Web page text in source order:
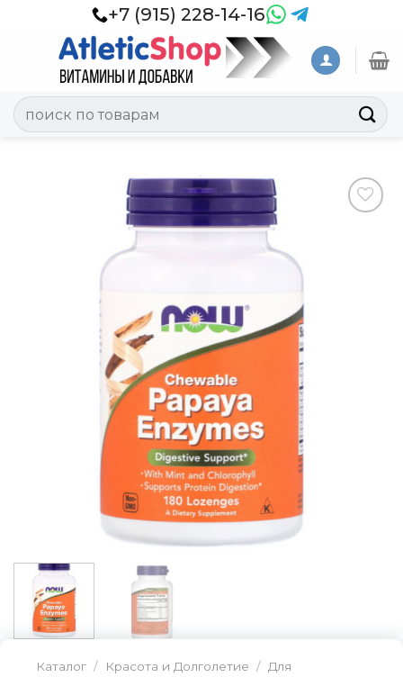
+7 (915) 228-14-16
Искать:
Каталог / Красота и Долголетие / Для